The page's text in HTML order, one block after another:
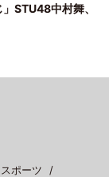
STU48中村舞、
スポーツ